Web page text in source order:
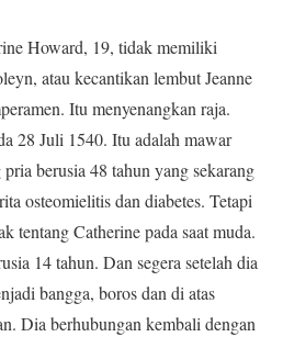
Howard, 19, tidak memiliki
atau kecantikan lembut Jeanne
Itu menyenangkan raja.
28 Juli 1540. Itu adalah mawar
berusia 48 tahun yang sekarang
osteomielitis dan diabetes. Tetapi
tentang Catherine pada saat muda.
14 tahun. Dan segera setelah dia
bangga, boros dan di atas
Dia berhubungan kembali dengan